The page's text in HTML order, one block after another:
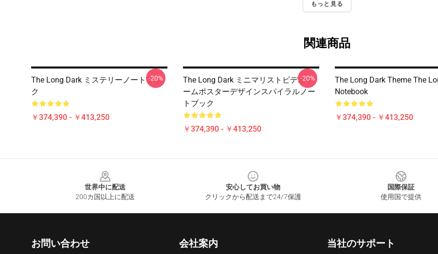
もっと見る
関連商品
The Long Dark ミステリーノートブッ
ク
￥374,390 - ￥413,250
-20%
The Long Dark ミニマリストビデオゲ
ームポスターデザインスパイラルノー
トブック
￥374,390 - ￥413,250
-20%
The Long Dark Theme The
Notebook
￥374,390 - ￥413,250
世界中に配送
200カ国以上に配送
安心してお買い物
クリックから配送まで24/7保護
国際保証
使用国で提供
お問い合わせ 会社案内 当社のサポート